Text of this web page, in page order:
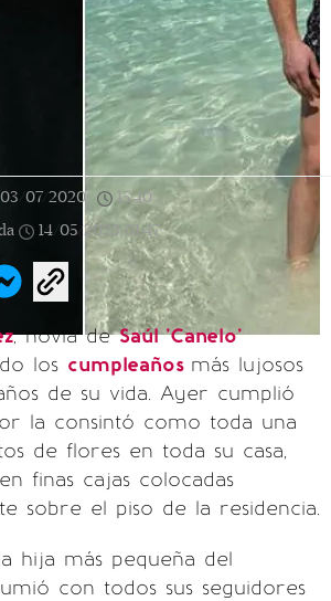
03/07/2020 15:40
14/05/2023 01:47
, novia deSaúl 'Canelo'
los cumpleaños más lujosos
de su vida. Ayer cumplió
la consintó como toda una
de flores en toda su casa,
finas cajas colocadas
sobre el piso de la residencia.
hija más pequeña del
con todos sus seguidores